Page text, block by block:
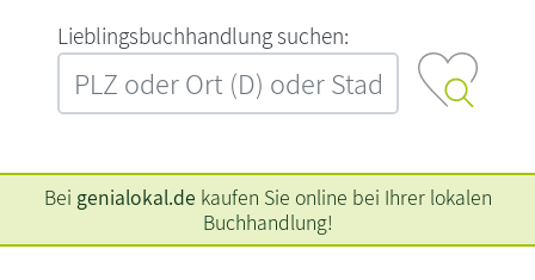
L‍i‍e‍b‍l‍i‍n‍g‍s‍b‍u‍c‍h‍h‍a‍n‍d‍l‍u‍n‍g‍ ‍s‍u‍c‍h‍e‍n‍:‍
Bei genialokal.de kaufen Sie online bei Ihrer lokalen
Buchhandlung!